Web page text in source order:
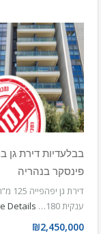
בבלעדיות דירת גן
פינסקר בנהריה
דירת
ענקית 180…
Details
₪2,450,000